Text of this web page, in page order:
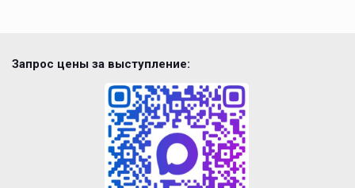
Запрос цены за выступление: